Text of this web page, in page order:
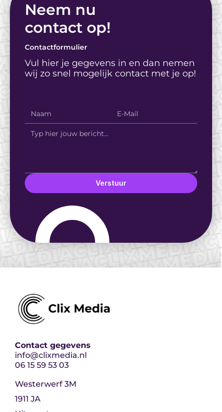
Neem nu
contact op!
Contactformulier
Vul hier je gegevens in en dan nemen
wij zo snel mogelijk contact met je op!
Verstuur
Contact gegevens
info@clixmedia.nl
06 15 59 53 03
Westerwerf 3M
1911 JA